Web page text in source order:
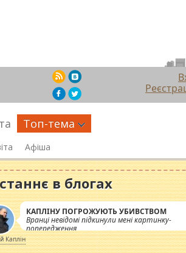
Топ-тема
Афіша
в блогах
КАПЛІНУ ПОГРОЖУЮТЬ УБИВСТВОМ
Вранці невідомі підкинули мені картинку-
попередження
Каплін